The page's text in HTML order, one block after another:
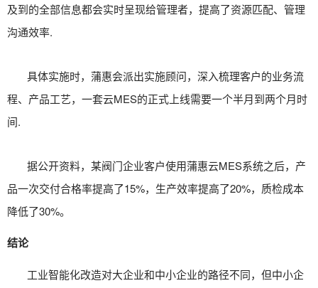
及到的全部信息都会实时呈现给管理者，提高了资源匹配、管理
沟通效率.
具体实施时，蒲惠会派出实施顾问，深入梳理客户的业务流
程、产品工艺，一套云MES的正式上线需要一个半月到两个月时
间.
据公开资料，某阀门企业客户使用蒲惠云MES系统之后，产
品一次交付合格率提高了15%，生产效率提高了20%，质检成本
降低了30%。
结论
工业智能化改造对大企业和中小企业的路径不同，但中小企